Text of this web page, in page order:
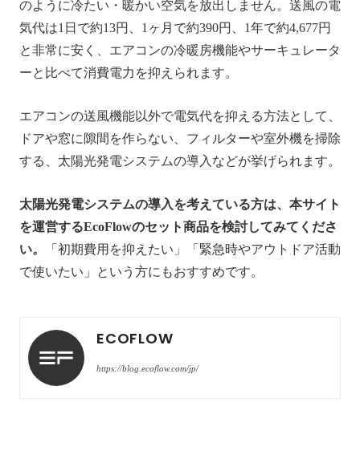
のように冷たい・暖かい空気を放出しません。送風の電
気代は1日で約13円、1ヶ月で約390円、1年で約4,677円
と非常に安く、エアコンの冷暖房機能やサーキュレータ
ーと比べて消費電力を抑えられます。
エアコンの送風機能以外で電気代を抑える方法として、
ドアや窓に隙間を作らない、フィルターや室外機を掃除
する、太陽光発電システムの導入などが挙げられます。
太陽光発電システムの導入を考えている方は、本サイト
を運営するEcoFlowのセット商品を検討してみてくださ
い。
「初期費用を抑えたい」「緊急時やアウトドア活動
で使いたい」という方にもおすすめです。
ECOFLOW
https://blog.ecoflow.com/jp/